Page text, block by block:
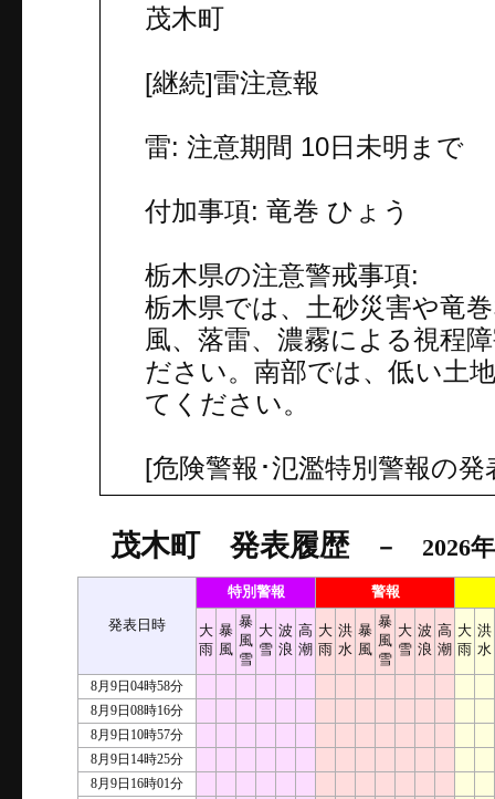
茂木町
[継続]雷注意報
雷: 注意期間 10日未明まで
付加事項: 竜巻 ひょう
栃木県の注意警戒事項:
栃木県では、土砂災害や竜
風、落雷、濃霧による視程
ださい。南部では、低い土
てください。
[危険警報･氾濫特別警報の
茂木町 発表履歴－ 2026年8
発表日時
特別警報 警報
大
雨
暴
風
暴
風
雪
大
雪
波
浪
高
潮
大
雨
洪
水
暴
風
暴
風
雪
大
雪
波
浪
高
潮
大
雨
洪
水
8月9日04時58分
8月9日08時16分
8月9日10時57分
8月9日14時25分
8月9日16時01分